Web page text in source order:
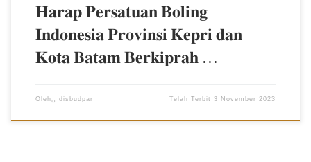
𝐇𝐚𝐫𝐚𝐩 𝐏𝐞𝐫𝐬𝐚𝐭𝐮𝐚𝐧 𝐁𝐨𝐥𝐢𝐧𝐠
𝐈𝐧𝐝𝐨𝐧𝐞𝐬𝐢𝐚 𝐏𝐫𝐨𝐯𝐢𝐧𝐬𝐢 𝐊𝐞𝐩𝐫𝐢 𝐝𝐚𝐧
𝐊𝐨𝐭𝐚 𝐁𝐚𝐭𝐚𝐦 𝐁𝐞𝐫𝐤𝐢𝐩𝐫𝐚𝐡 …
Oleh␣ disbudpar Telah Terbit3 November 2023